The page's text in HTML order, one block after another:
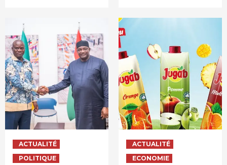
ACTUALITÉ
POLITIQUE
ACTUALITÉ
ECONOMIE